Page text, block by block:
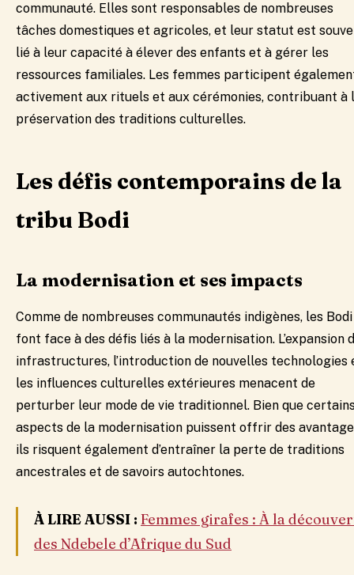
communauté. Elles sont responsables de nombreuses
tâches domestiques et agricoles, et leur statut est
lié à leur capacité à élever des enfants et à gérer les
ressources familiales. Les femmes participent
activement aux rituels et aux cérémonies, contribuant à
préservation des traditions culturelles.
Les défis contemporains de la
tribu Bodi
La modernisation et ses impacts
Comme de nombreuses communautés indigènes, les Bodi
font face à des défis liés à la modernisation. L’expansion
infrastructures, l’introduction de nouvelles technologies
les influences culturelles extérieures menacent de
perturber leur mode de vie traditionnel. Bien que
aspects de la modernisation puissent offrir des
ils risquent également d’entraîner la perte de traditions
ancestrales et de savoirs autochtones.
À LIRE AUSSI : Femmes girafes : À la
des Ndebele d’Afrique du Sud